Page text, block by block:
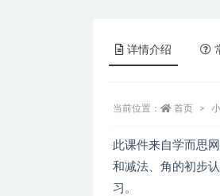
详情介绍
当前位置： 首页
此课件来自学而思
和减法、角的初步
习。